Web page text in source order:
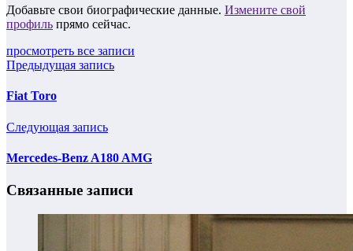
Добавьте свои биографические данные. Измените свой
профиль прямо сейчас.
просмотреть все записи
Предыдущая запись
Fiat Toro
Следующая запись
Mercedes-Benz A180 AMG
Связанные записи